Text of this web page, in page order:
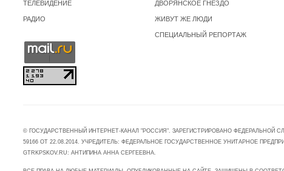
ТЕЛЕВИДЕНИЕ
РАДИО
ДВОРЯНСКОЕ ГНЕЗДО
ЖИВУТ ЖЕ ЛЮДИ
СПЕЦИАЛЬНЫЙ РЕПОРТАЖ
© ГОСУДАРСТВЕННЫЙ ИНТЕРНЕТ-КАНАЛ "РОССИЯ". ЗАРЕГИСТРИРОВАНО
59166 ОТ 22.08.2014. УЧРЕДИТЕЛЬ: ФЕДЕРАЛЬНОЕ ГОСУДАРСТВЕННОЕ УНИТАРНОЕ
GTRKPSKOV.RU: АНТИПИНА АННА СЕРГЕЕВНА.